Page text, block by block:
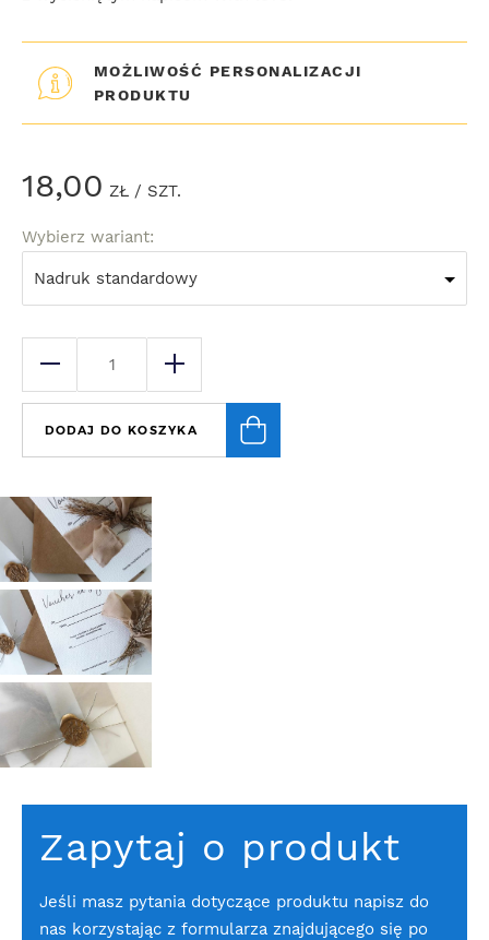
MOŻLIWOŚĆ PERSONALIZACJI
PRODUKTU
18,00 ZŁ / SZT.
Wybierz wariant:
Nadruk standardowy
DODAJ DO KOSZYKA
Zapytaj o produkt
Jeśli masz pytania dotyczące produktu napisz do
nas korzystając z formularza znajdującego się po